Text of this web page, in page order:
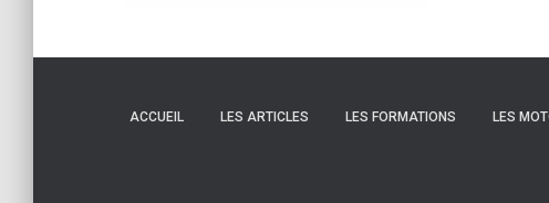
ACCUEIL LES ARTICLES LES FORMATIONS LES